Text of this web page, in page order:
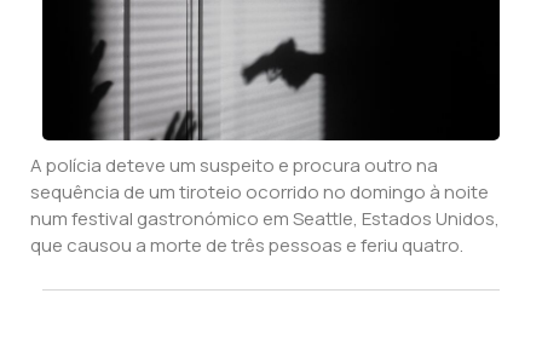
A polícia deteve um suspeito e procura outro na
sequência de um tiroteio ocorrido no domingo à noite
num festival gastronómico em Seattle, Estados Unidos,
que causou a morte de três pessoas e feriu quatro.